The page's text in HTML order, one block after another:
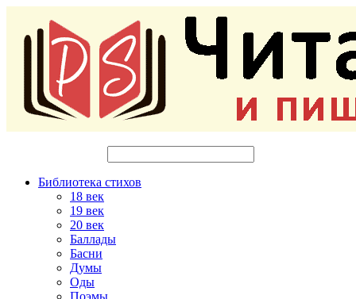
Библиотека стихов
18 век
19 век
20 век
Баллады
Басни
Думы
Оды
Поэмы